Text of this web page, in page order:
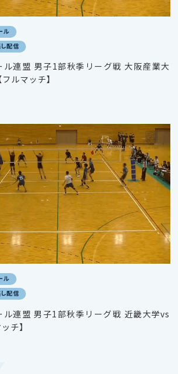
ル
配信
ル連盟 男子1部秋季リーグ戦 大阪産業大
ルマッチ】
ル
配信
ル連盟 男子1部秋季リーグ戦 近畿大学vs
チ】